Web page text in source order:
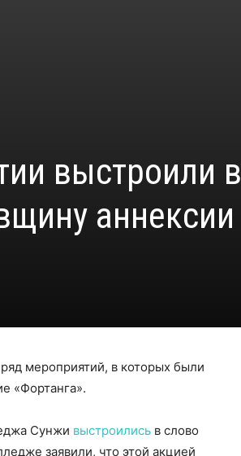
выстроили в
аннексии
мероприятий, в которых были
«Фортанга».
Сунжи выстроились в слово
заявили, что этой акцией